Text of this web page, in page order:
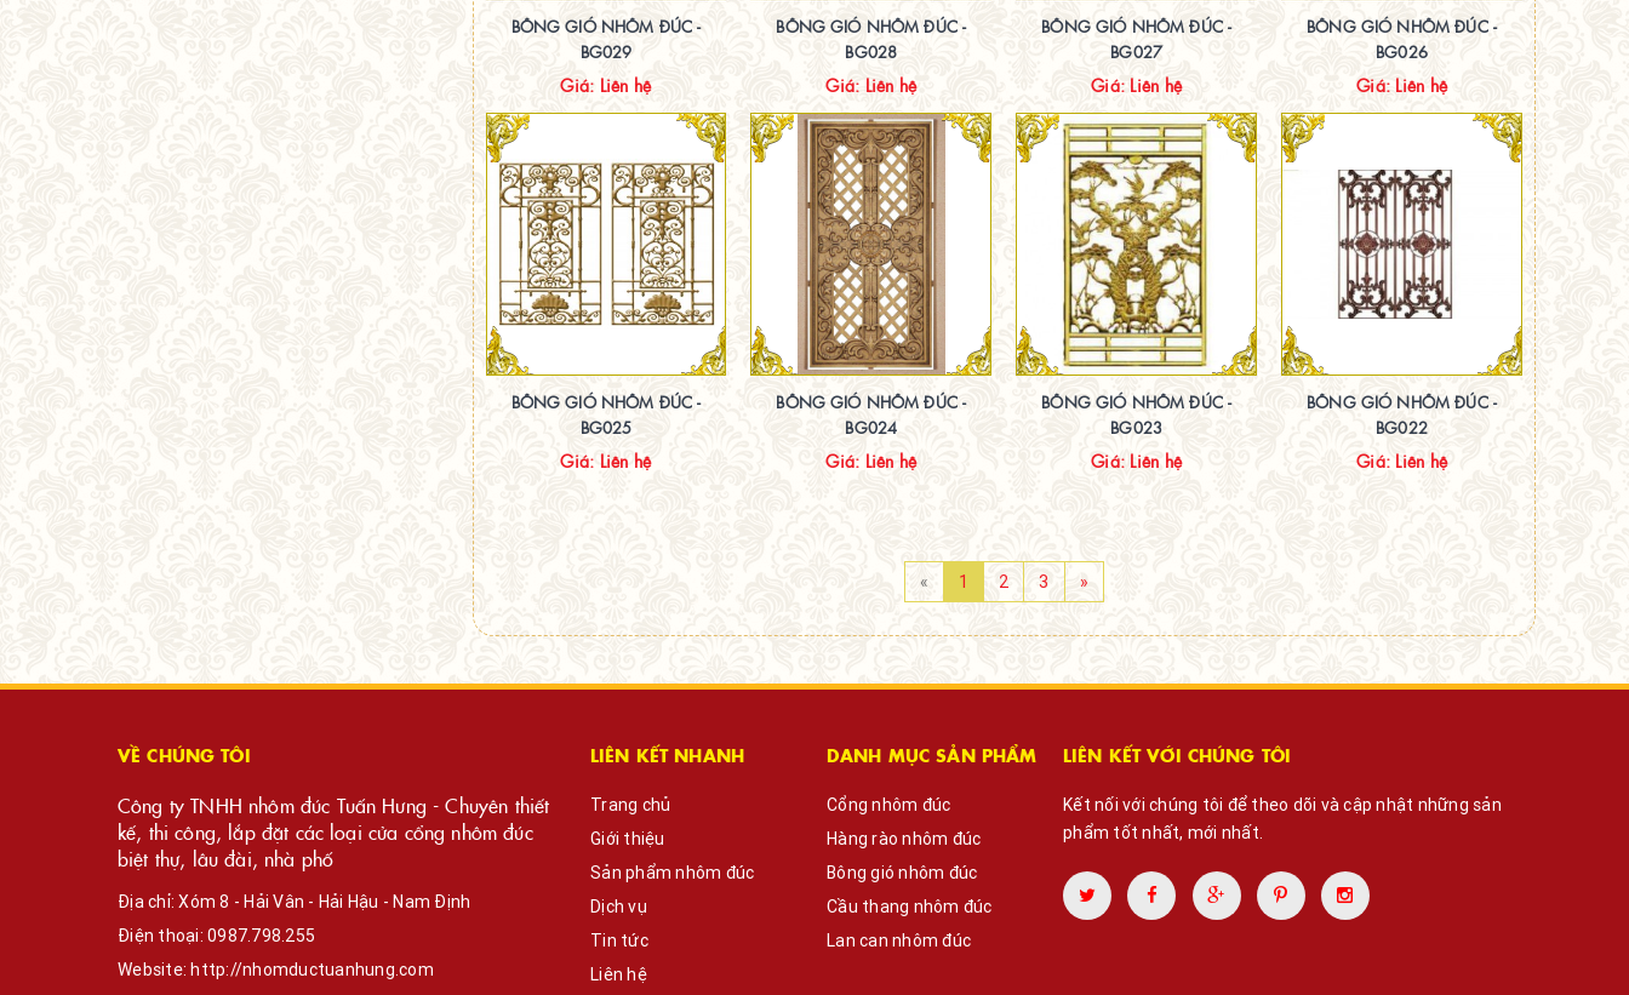
BÔNG GIÓ NHÔM ĐÚC -
BG029
Giá: Liên hệ
BÔNG GIÓ NHÔM ĐÚC -
BG028
Giá: Liên hệ
BÔNG GIÓ NHÔM ĐÚC -
BG027
Giá: Liên hệ
BÔNG GIÓ NHÔM ĐÚC -
BG026
Giá: Liên hệ
BÔNG GIÓ NHÔM ĐÚC -
BG025
Giá: Liên hệ
BÔNG GIÓ NHÔM ĐÚC -
BG024
Giá: Liên hệ
BÔNG GIÓ NHÔM ĐÚC -
BG023
Giá: Liên hệ
BÔNG GIÓ NHÔM ĐÚC -
BG022
Giá: Liên hệ
« 1 2 3 »
VỀ CHÚNG TÔI
Công ty TNHH nhôm đúc Tuấn Hưng - Chuyên thiết
kế, thi công, lắp đặt các loại cửa cổng nhôm đúc
biệt thự, lâu đài, nhà phố
Địa chỉ: Xóm 8 - Hải Vân - Hải Hậu - Nam Định
Điện thoại: 0987.798.255
Website:http://nhomductuanhung.com
LIÊN KẾT NHANH
Trang chủ
Giới thiệu
Sản phẩm nhôm đúc
Dịch vụ
Tin tức
Liên hệ
DANH MỤC SẢN PHẨM
Cổng nhôm đúc
Hàng rào nhôm đúc
Bông gió nhôm đúc
Cầu thang nhôm đúc
Lan can nhôm đúc
LIÊN KẾT VỚI CHÚNG TÔI
Kết nối với chúng tôi để theo dõi và cập nhật những sản
phẩm tốt nhất, mới nhất.